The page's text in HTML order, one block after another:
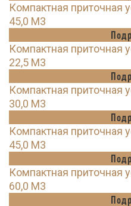
Компактная приточная
45,0 M3
Компактная приточная
22,5 M3
Компактная приточная
30,0 M3
Компактная приточная
45,0 M3
Компактная приточная
60,0 M3